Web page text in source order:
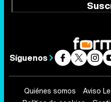
Síguenos
Quiénes somos Aviso